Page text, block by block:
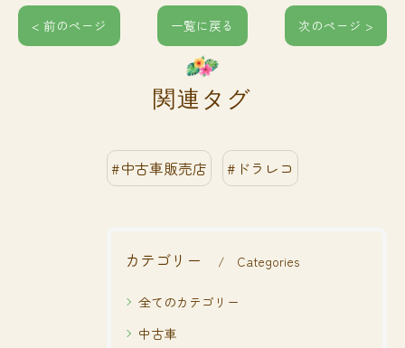
< 前のページ 一覧に戻る 次のページ >
関連タグ
#中古車販売店 #ドラレコ
カテゴリー Categories
全てのカテゴリー
中古車